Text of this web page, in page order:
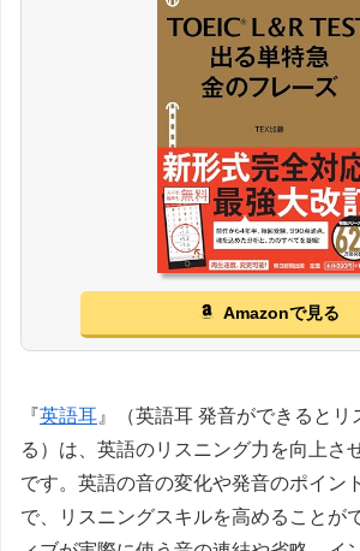
Amazonで見る
『英語耳 』（英語耳 発音ができるとリ
る）は、英語のリスニング力を向上さ
です。英語の音の変化や発音のポイン
で、リスニングスキルを高めることが